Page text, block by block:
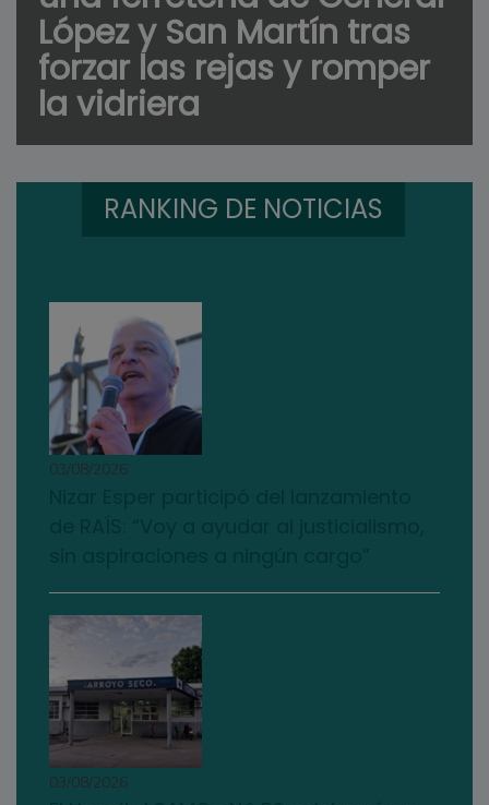
López y San Martín tras
forzar las rejas y romper
la vidriera
RANKING DE NOTICIAS
03/08/2026
03/08/2026